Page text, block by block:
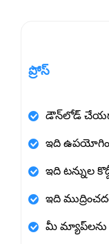
ప్రోస్
డౌన్‌లోడ్
ఇది
ఇది టన్నుల
ఇది
మీ మ్యాప్‌లను